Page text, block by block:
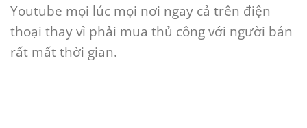
Youtube mọi lúc mọi nơi ngay cả trên điện
thoại thay vì phải mua thủ công với người bán
rất mất thời gian.